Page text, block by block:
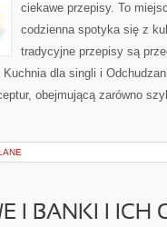
ciekawe przepisy. To
codzienna spotyka się z
tradycyjne przepisy są
dla singli i
obejmującą zarówno
I BANKI I ICH